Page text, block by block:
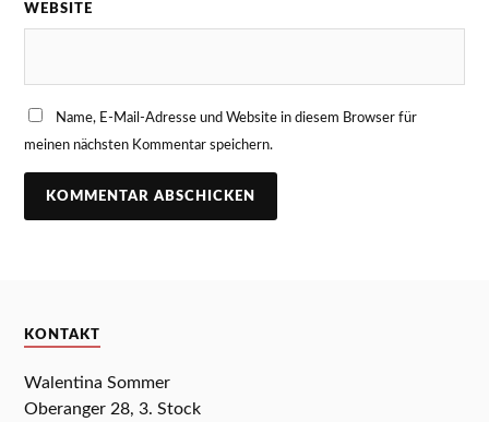
WEBSITE
Name, E-Mail-Adresse und Website in diesem Browser für
meinen nächsten Kommentar speichern.
KONTAKT
Walentina Sommer
Oberanger 28, 3. Stock